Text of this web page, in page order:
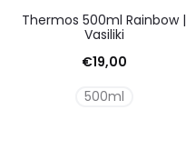
Thermos 500ml Rainbow |
Vasiliki
€19,00
500ml